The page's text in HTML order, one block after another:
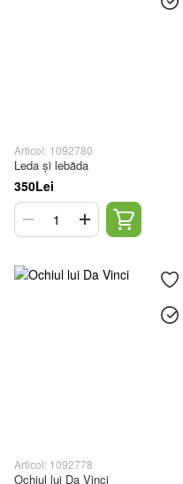
Articol: 1092780
Leda și lebăda
350Lei
Articol: 1092778
Ochiul lui Da Vinci